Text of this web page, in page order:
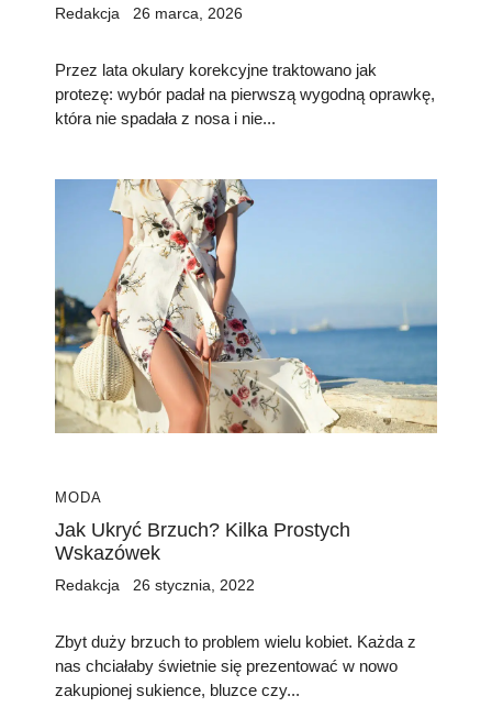
Redakcja 26 marca, 2026
Przez lata okulary korekcyjne traktowano jak
protezę: wybór padał na pierwszą wygodną oprawkę,
która nie spadała z nosa i nie...
MODA
Jak Ukryć Brzuch? Kilka Prostych
Wskazówek
Redakcja 26 stycznia, 2022
Zbyt duży brzuch to problem wielu kobiet. Każda z
nas chciałaby świetnie się prezentować w nowo
zakupionej sukience, bluzce czy...